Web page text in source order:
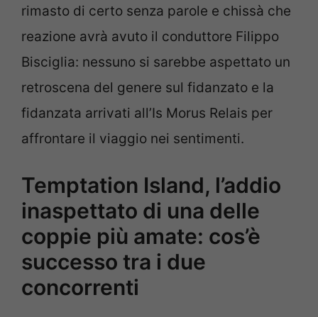
rimasto di certo senza parole e chissà che
reazione avrà avuto il conduttore Filippo
Bisciglia: nessuno si sarebbe aspettato un
retroscena del genere sul fidanzato e la
fidanzata arrivati all’Is Morus Relais per
affrontare il viaggio nei sentimenti.
Temptation Island, l’addio
inaspettato di una delle
coppie più amate: cos’è
successo tra i due
concorrenti